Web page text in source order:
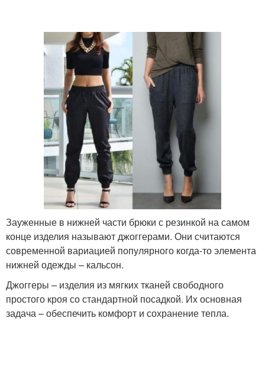
Зауженные в нижней части брюки с резинкой на самом
конце изделия называют джоггерами. Они считаются
современной вариацией популярного когда-то элемента
нижней одежды – кальсон.
Джоггеры – изделия из мягких тканей свободного
простого кроя со стандартной посадкой. Их основная
задача – обеспечить комфорт и сохранение тепла.